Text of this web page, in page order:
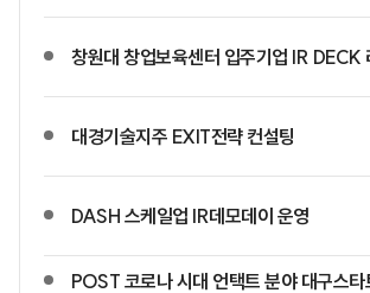
창원대 창업보육센터 입주기업 IR DECK
대경기술지주 EXIT전략 컨설팅
DASH 스케일업 IR데모데이 운영
POST 코로나 시대 언택트 분야 대구스타